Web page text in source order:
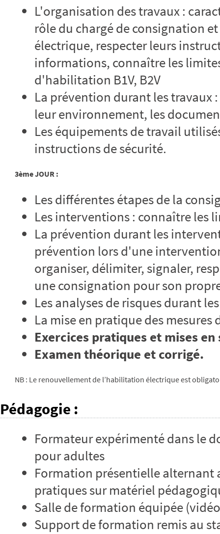
L'organisation des travaux :
rôle du chargé de consignation
électrique, respecter leurs
informations, connaître les
d'habilitation B1V, B2V
La prévention durant les travaux
leur environnement, les
Les équipements de travail
instructions de sécurité.
3ème JOUR :
Les différentes étapes de la
Les interventions : connaître les
La prévention durant les
prévention lors d'une
organiser, délimiter, signaler,
une consignation pour son
Les analyses de risques durant
La mise en pratique des mesures
Exercices pratiques et mises
Examen théorique et corrigé.
NB : Le renouvellement de l’habilitation électrique est
Pédagogie :
Formateur expérimenté dans le
pour adultes
Formation présentielle alternant
pratiques sur matériel
Salle de formation équipée
Support de formation remis au